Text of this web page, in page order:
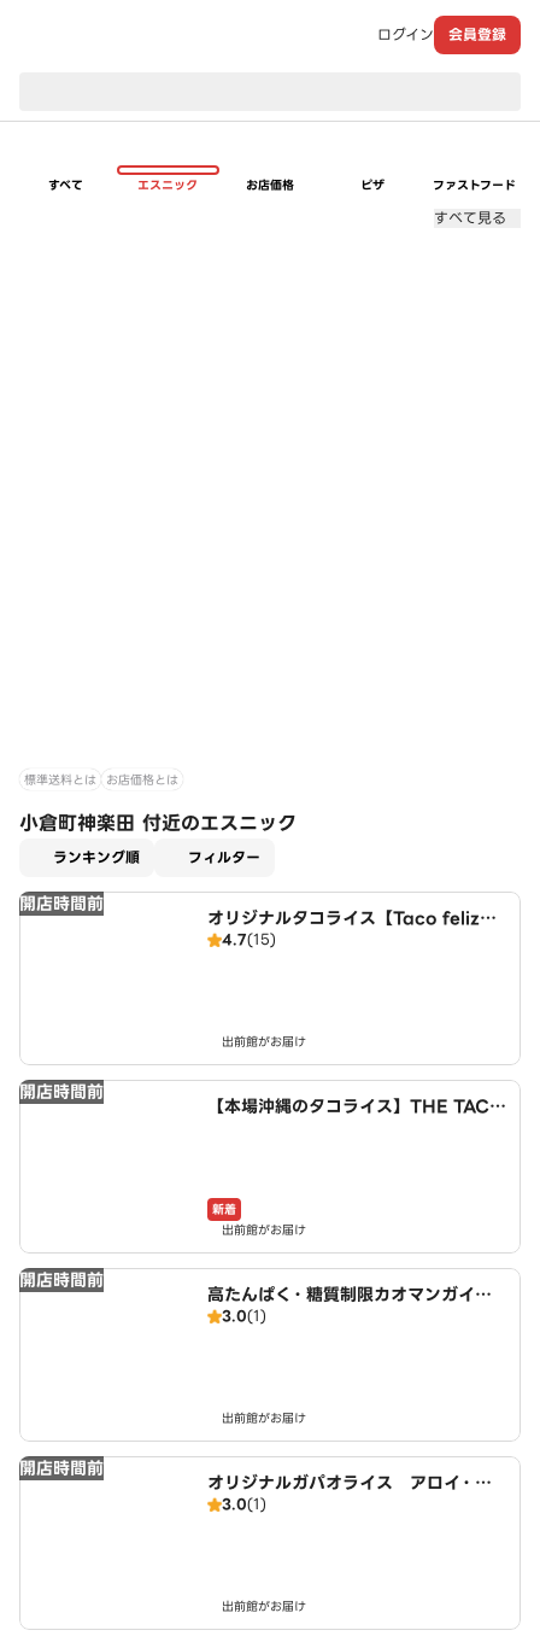
ログイン 会員登録
すべて エスニック お店価格 ピザ ファストフード
すべて見る
標準送料とは お店価格とは
小倉町神楽田 付近のエスニック
ランキング順 フィルター
開店時間前
オリジナルタコライス【Taco feliz】
伏見向島店
4.7(15)
出前館がお届け
開店時間前
【本場沖縄のタコライス】THE TACO
新着
出前館がお届け
開店時間前
高たんぱく・糖質制限カオマンガイ
東京鶏飯食堂 城陽店
3.0(1)
出前館がお届け
開店時間前
オリジナルガパオライス アロイ・ガ
パオ 伏見向島店
3.0(1)
出前館がお届け